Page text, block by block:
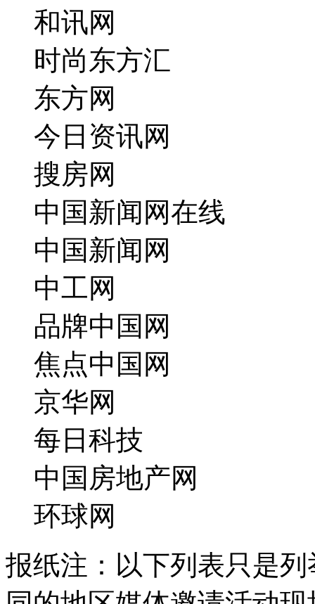
和讯网
时尚东方汇
东方网
今日资讯网
搜房网
中国新闻网在线
中国新闻网
中工网
品牌中国网
焦点中国网
京华网
每日科技
中国房地产网
环球网
报纸注：以下列表只是